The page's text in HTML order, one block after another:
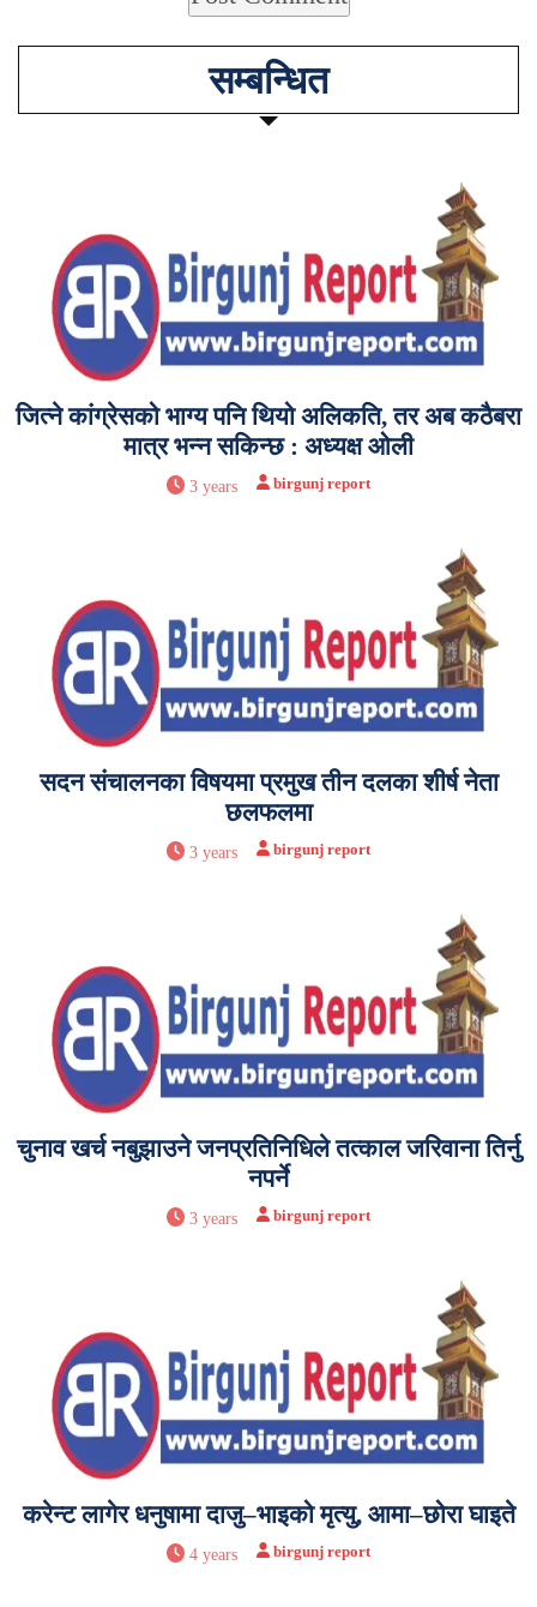
सम्बन्धित
जित्ने कांग्रेसको भाग्य पनि थियो अलिकति, तर अब कठैबरा
मात्र भन्न सकिन्छ : अध्यक्ष ओली
3 years birgunj report
सदन संचालनका विषयमा प्रमुख तीन दलका शीर्ष नेता
छलफलमा
3 years birgunj report
चुनाव खर्च नबुझाउने जनप्रतिनिधिले तत्काल जरिवाना तिर्नु
नपर्ने
3 years birgunj report
करेन्ट लागेर धनुषामा दाजु–भाइको मृत्यु, आमा–छोरा घाइते
4 years birgunj report